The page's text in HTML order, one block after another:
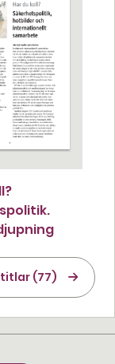
(77)